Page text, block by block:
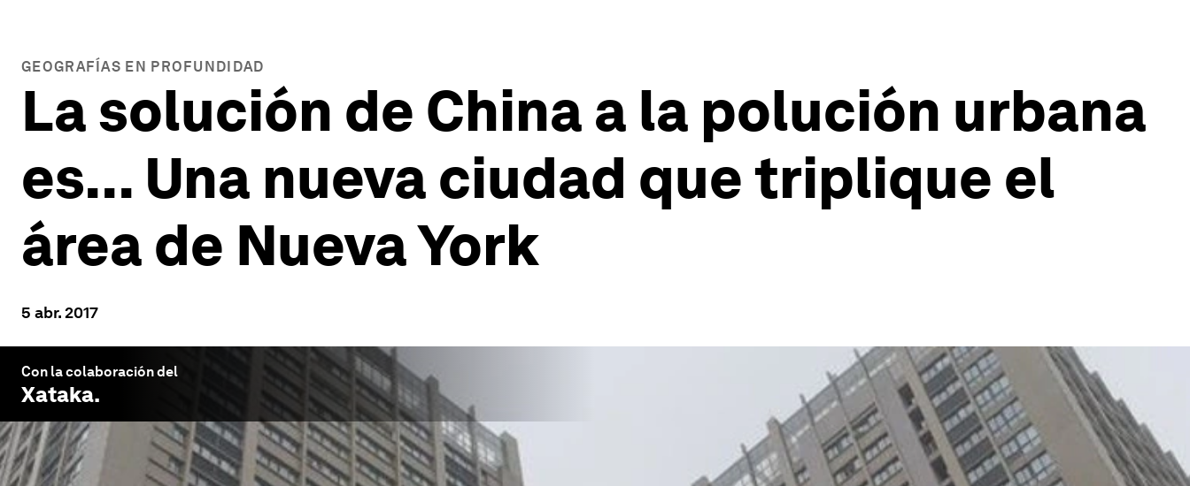
GEOGRAFÍAS EN PROFUNDIDAD
La solución de China a la polución urbana
es... Una nueva ciudad que triplique el
área de Nueva York
5 abr. 2017
Con la colaboración del
Xataka.